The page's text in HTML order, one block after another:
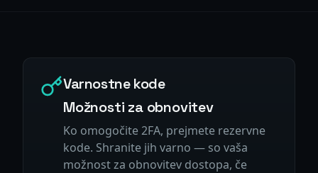
Varnostne kode
Možnosti za obnovitev
Ko omogočite 2FA, prejmete rezervne
kode. Shranite jih varno — so vaša
možnost za obnovitev dostopa, če